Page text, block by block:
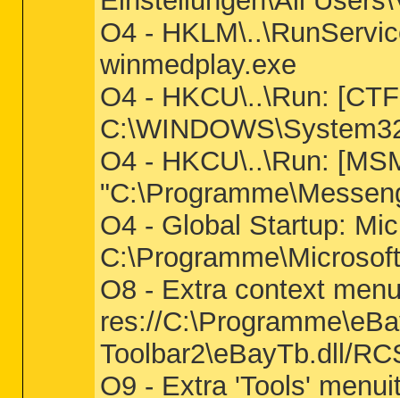
O4 -
winmedplay.exe
O4 - HKCU\..\Run:
O4 - HKCU\..\Run:
O4 - Global Startup:
O8 - Extra context
res://
Toolbar2\eBayTb.dll/
O9 - Extra 'Tools'